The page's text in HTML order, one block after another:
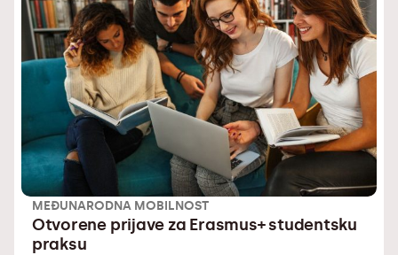
MEĐUNARODNA MOBILNOST
Otvorene prijave za Erasmus+ studentsku
praksu